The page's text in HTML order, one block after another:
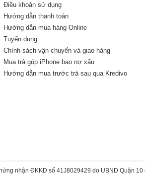
Điều khoản sử dụng
Hướng dẫn thanh toán
Hướng dẫn mua hàng Online
Tuyển dụng
Chính sách vận chuyển và giao hàng
Mua trả góp iPhone bao nợ xấu
Hướng dẫn mua trước trả sau qua Kredivo
nhận ĐKKD số 41J8029429 do UBND Quận